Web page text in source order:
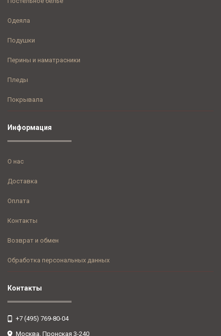
Контакты
+7 (495) 769-80-04
Москва, Пронская 3-240
Одеяла
Подушки
Перины и наматрасники
Пледы
Покрывала
Информация
О нас
Доставка
Оплата
Контакты
Возврат и обмен
Обработка персональных данных